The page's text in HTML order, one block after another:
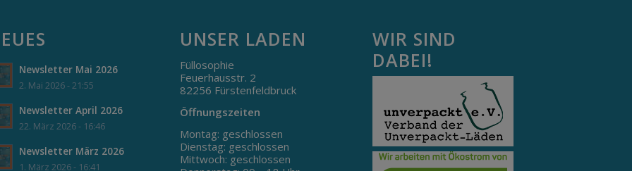
Newsletter Mai 2026
2. Mai 2026 - 21:55
Newsletter April 2026
22. März 2026 - 16:46
Newsletter März 2026
1. März 2026 - 16:41
UNSER LADEN
Füllosophie
Feuerhausstr. 2
82256 Fürstenfeldbruck
Öffnungszeiten
Montag: geschlossen
Dienstag: geschlossen
Mittwoch: geschlossen
WIR SIND
DABEI!